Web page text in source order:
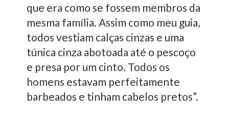
que era como se fossem membros da
mesma família. Assim como meu guia,
todos vestiam calças cinzas e uma
túnica cinza abotoada até o pescoço
e presa por um cinto. Todos os
homens estavam perfeitamente
barbeados e tinham cabelos pretos”.